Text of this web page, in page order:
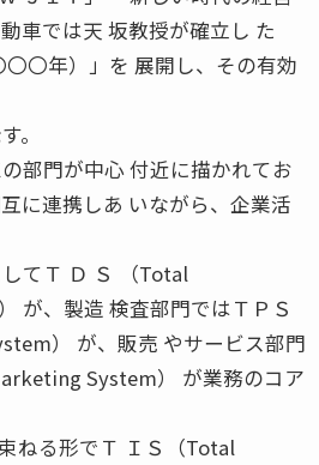
車では天 坂教授が確立し た
〇〇年）」を 展開し、その有効
。
部門が中心 付近に描かれてお
に連携しあ いながら、企業活
てＴ Ｄ Ｓ （Total
が、製造 検査部門ではＴＰＳ
） が、販売 やサービス部門
System） が業務のコア
ねる形でＴ ＩＳ（Total